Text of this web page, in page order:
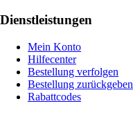
Dienstleistungen
Mein Konto
Hilfecenter
Bestellung verfolgen
Bestellung zurückgeben
Rabattcodes